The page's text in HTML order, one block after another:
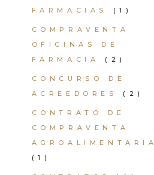
FARMACIAS
(1)
COMPRAVENTA
OFICINAS DE
FARMACIA
(2)
CONCURSO DE
ACREEDORES
(2)
CONTRATO DE
COMPRAVENTA
AGROALIMENTARIA
(1)